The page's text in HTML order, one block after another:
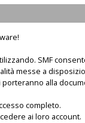
SMF
messe a
alla
completo.
ai loro account.